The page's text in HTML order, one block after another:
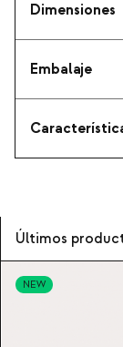
Dimensiones
Embalaje
Últimos
NEW